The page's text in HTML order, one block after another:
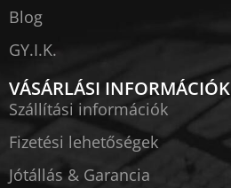
Blog
GY.I.K.
VÁSÁRLÁSI INFORMÁCIÓK
Szállítási információk
Fizetési lehetőségek
Jótállás & Garancia